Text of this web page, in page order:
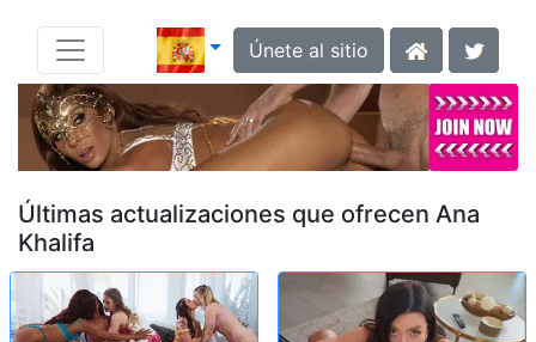
Únete al sitio
Últimas actualizaciones que ofrecen Ana
Khalifa